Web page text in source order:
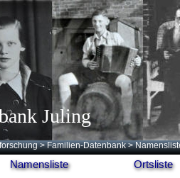
Juling
>Familien-Datenbank >
Namensliste Ortsliste